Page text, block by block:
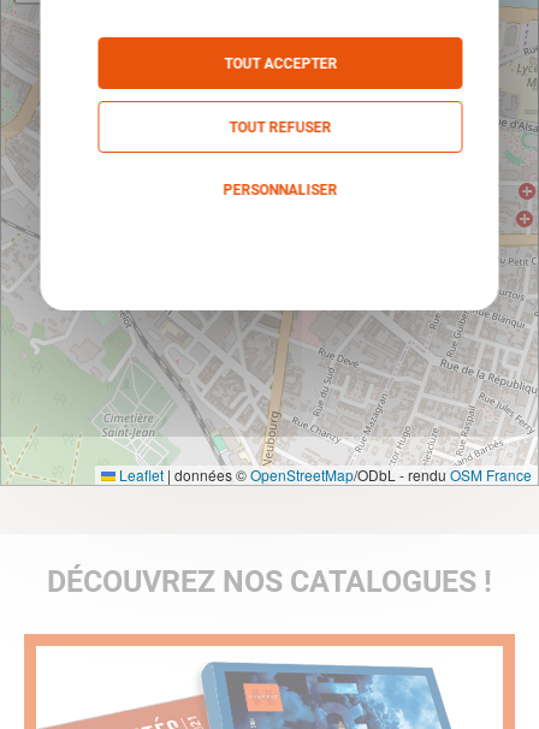
Leaflet | données ©OpenStreetMap/ODbL - rendu OSM France
DÉCOUVREZ NOS CATALOGUES !
TOUT ACCEPTER
TOUT REFUSER
PERSONNALISER